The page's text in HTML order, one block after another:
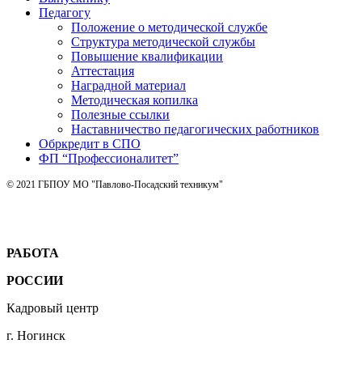
Педагогу
Положение о методической службе
Структура методической службы
Повышение квалификации
Аттестация
Наградной материал
Методическая копилка
Полезные ссылки
Наставничество педагогических работников
Обркредит в СПО
ФП “Профессионалитет”
© 2021 ГБПОУ МО "Павлово-Посадский техникум"
РАБОТА
РОССИИ
Кадровый центр
г. Ногинск